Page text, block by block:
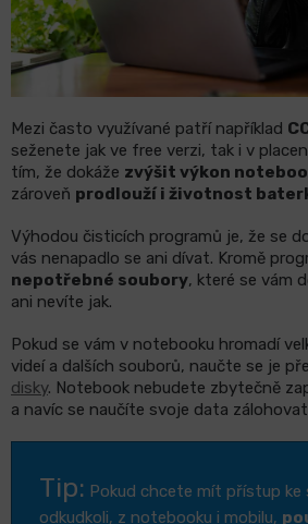
Mezi často využívané patří například
seženete jak ve free verzi, tak i v
tím, že dokáže zvýšit výkon
zároveň prodlouží i životnost
Výhodou čisticích programů je, že se
vás nenapadlo se ani dívat. Kromě
nepotřebné soubory, které se vám
ani nevíte jak.
Pokud se vám v notebooku hromadí
videí a dalších souborů, naučte se je
disky. Notebook nebudete zbytečně
a navíc se naučíte svoje data
Tip: Pokud chcete mít přístup ke
odkudkoli, z notebooku i mobilu,